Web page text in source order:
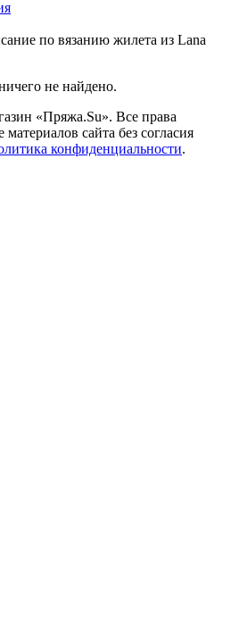
по вязанию жилета из Lana
не найдено.
«Пряжа.Su». Все права
сайта без согласия
конфиденциальности.